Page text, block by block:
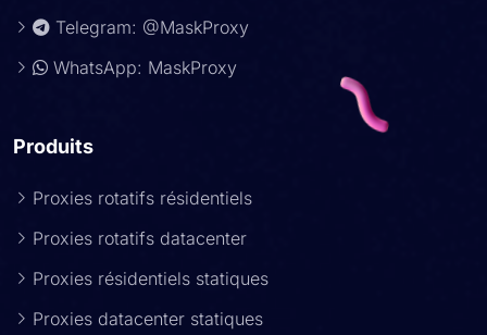
Telegram: @MaskProxy
WhatsApp: MaskProxy
Produits
Proxies rotatifs résidentiels
Proxies rotatifs datacenter
Proxies résidentiels statiques
Proxies datacenter statiques